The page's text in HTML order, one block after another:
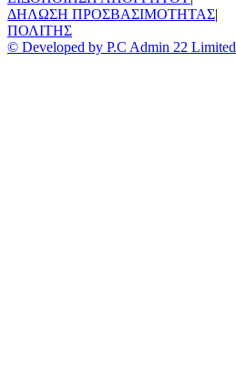
ΔΗΛΩΣΗ ΠΡΟΣΒΑΣΙΜΟΤΗΤΑΣ|
ΠΟΛΙΤΗΣ
© Developed by P.C Admin 22 Limited